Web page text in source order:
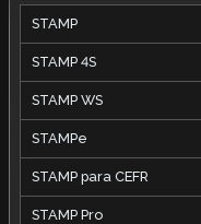
STAMP
STAMP 4S
STAMP WS
STAMPe
STAMP para CEFR
STAMP Pro